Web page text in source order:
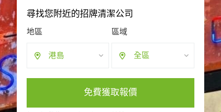
尋找您附近的招牌清潔公司
地區
港島
區域
全區
免費獲取報價